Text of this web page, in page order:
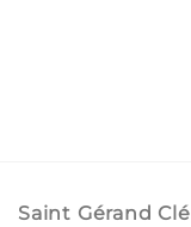
Saint Gérand